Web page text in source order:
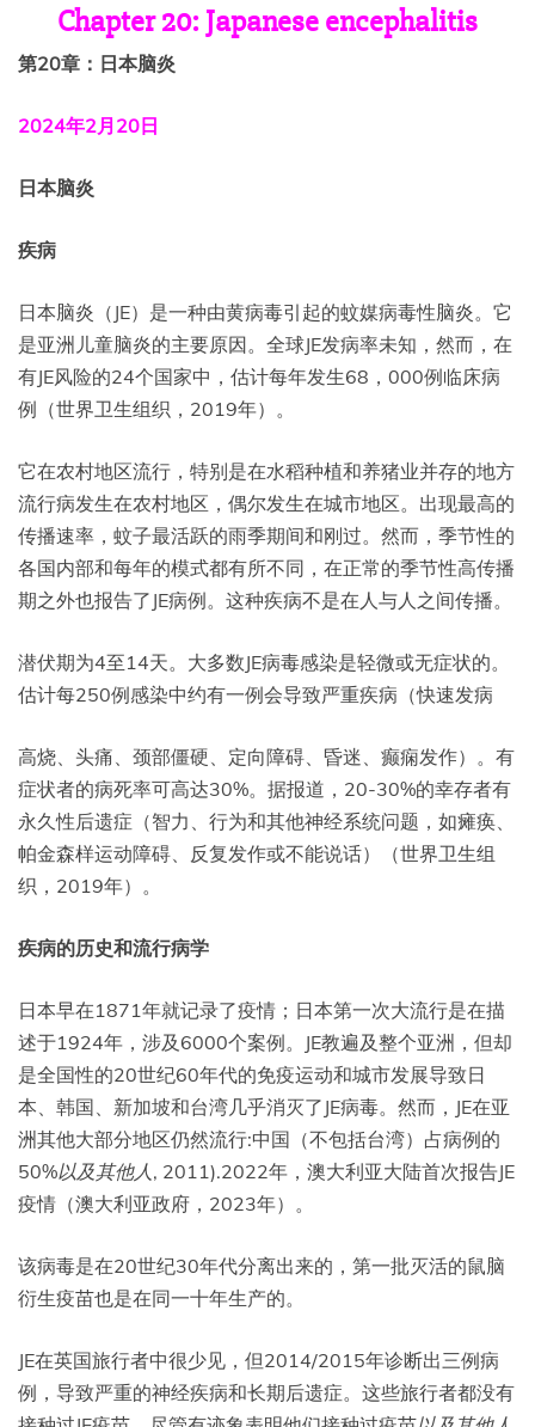
Chapter 20: Japanese encephalitis
第20章：日本脑炎
2024年2月20日
日本脑炎
疾病
日本脑炎（JE）是一种由黄病毒引起的蚊媒病毒性脑炎。它
是亚洲儿童脑炎的主要原因。全球JE发病率未知，然而，在
有JE风险的24个国家中，估计每年发生68，000例临床病
例（世界卫生组织，2019年）。
它在农村地区流行，特别是在水稻种植和养猪业并存的地方
流行病发生在农村地区，偶尔发生在城市地区。出现最高的
传播速率，蚊子最活跃的雨季期间和刚过。然而，季节性的
各国内部和每年的模式都有所不同，在正常的季节性高传播
期之外也报告了JE病例。这种疾病不是在人与人之间传播。
潜伏期为4至14天。大多数JE病毒感染是轻微或无症状的。
估计每250例感染中约有一例会导致严重疾病（快速发病
高烧、头痛、颈部僵硬、定向障碍、昏迷、癫痫发作）。有
症状者的病死率可高达30%。据报道，20-30%的幸存者有
永久性后遗症（智力、行为和其他神经系统问题，如瘫痪、
帕金森样运动障碍、反复发作或不能说话）（世界卫生组
织，2019年）。
疾病的历史和流行病学
日本早在1871年就记录了疫情；日本第一次大流行是在描
述于1924年，涉及6000个案例。JE教遍及整个亚洲，但却
是全国性的20世纪60年代的免疫运动和城市发展导致日
本、韩国、新加坡和台湾几乎消灭了JE病毒。然而，JE在亚
洲其他大部分地区仍然流行:中国（不包括台湾）占病例的
50%以及其他人, 2011).2022年，澳大利亚大陆首次报告JE
疫情（澳大利亚政府，2023年）。
该病毒是在20世纪30年代分离出来的，第一批灭活的鼠脑
衍生疫苗也是在同一十年生产的。
JE在英国旅行者中很少见，但2014/2015年诊断出三例病
例，导致严重的神经疾病和长期后遗症。这些旅行者都没有